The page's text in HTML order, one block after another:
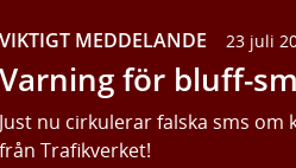
VIKTIGT MEDDELANDE 23 juli
Varning för bluff-
Just nu cirkulerar falska sms
från Trafikverket!